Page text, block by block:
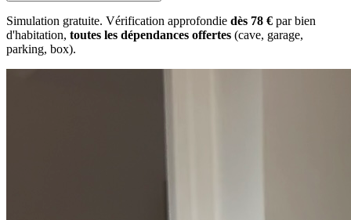
Simulation gratuite. Vérification approfondie dès 78 € par bien
d'habitation, toutes les dépendances offertes (cave, garage,
parking, box).